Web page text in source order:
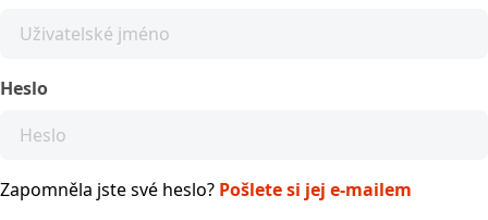
Heslo
Zapomněla jste své heslo? Pošlete si jej e-mailem